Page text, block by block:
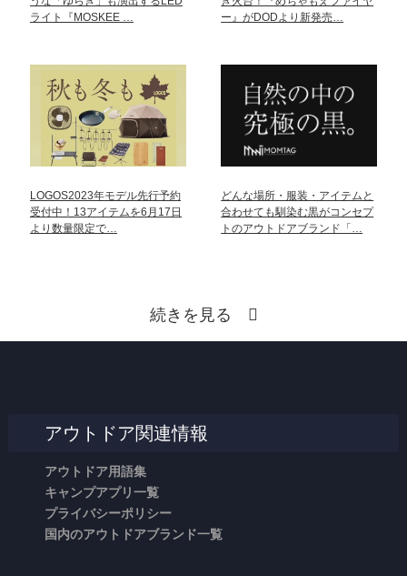
ライト『MOSKEE …
ー』がDODより新発売…
LOGOS2023年モデル先行予約
受付中！13アイテムを6月17日
より数量限定で…
どんな場所・服装・アイテムと
合わせても馴染む黒がコンセプ
トのアウトドアブランド「…
続きを見る
アウトドア関連情報
アウトドア用語集
キャンプアプリ一覧
プライバシーポリシー
国内のアウトドアブランド一覧